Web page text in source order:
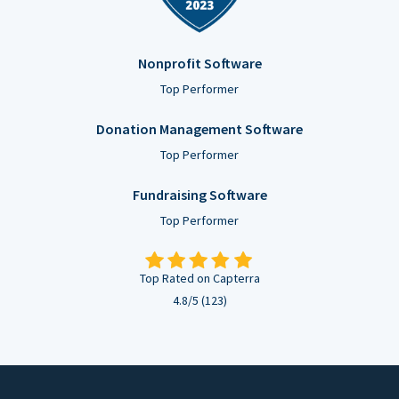
Nonprofit Software
Top Performer
Donation Management Software
Top Performer
Fundraising Software
Top Performer
Top Rated on Capterra
4.8/5 (123)